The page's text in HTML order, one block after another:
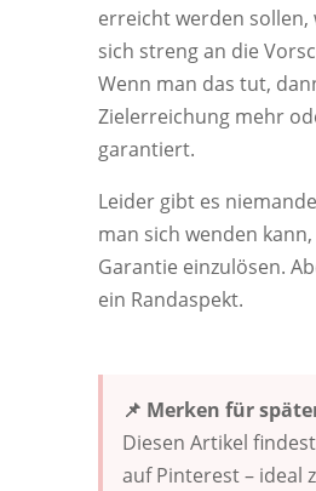
erreicht werden sollen,
sich streng an die
Wenn man das tut,
Zielerreichung mehr
garantiert.
Leider gibt es
man sich wenden
Garantie einzulösen.
ein Randaspekt.
📌 Merken für
Diesen Artikel
auf Pinterest – ideal